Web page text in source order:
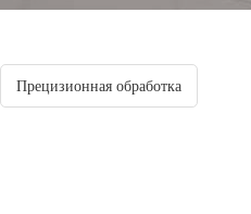
Прецизионная обработка